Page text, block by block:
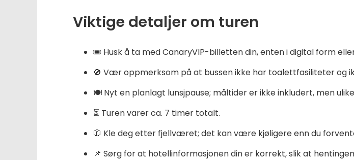
Viktige detaljer om turen
🎟️ Husk å ta med CanaryVIP-billetten din, enten i digital form
🚫 Vær oppmerksom på at bussen ikke har toalettfasiliteter og
🍽️ Nyt en planlagt lunsjpause; måltider er ikke inkludert, men
⏳ Turen varer ca. 7 timer totalt.
🧥 Kle deg etter fjellværet; det kan være kjøligere enn du
📌 Sørg for at hotellinformasjonen din er korrekt, slik at